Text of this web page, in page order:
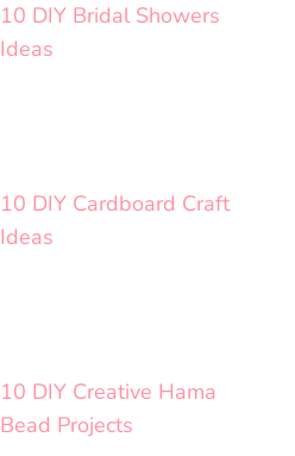
10 DIY Bridal Showers
Ideas
10 DIY Cardboard Craft
Ideas
10 DIY Creative Hama
Bead Projects